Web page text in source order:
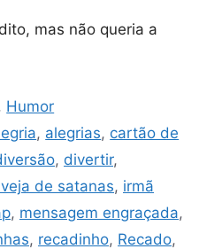
mas não queria a
, Humor
, alegrias, cartão de
, divertir,
de satanas, irmã
, mensagem engraçada,
, recadinho, Recado,